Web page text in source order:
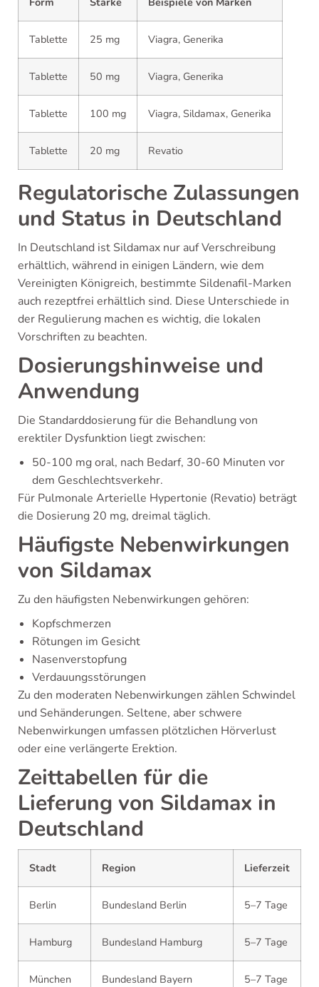
Tablette 25 mg Viagra, Generika
Tablette 50 mg Viagra, Generika
Tablette 100 mg Viagra, Sildamax, Generika
Tablette 20 mg Revatio
Regulatorische Zulassungen
und Status in Deutschland
In Deutschland ist Sildamax nur auf Verschreibung
erhältlich, während in einigen Ländern, wie dem
Vereinigten Königreich, bestimmte Sildenafil-Marken
auch rezeptfrei erhältlich sind. Diese Unterschiede in
der Regulierung machen es wichtig, die lokalen
Vorschriften zu beachten.
Dosierungshinweise und
Anwendung
Die Standarddosierung für die Behandlung von
erektiler Dysfunktion liegt zwischen:
50-100 mg oral, nach Bedarf, 30-60 Minuten vor
dem Geschlechtsverkehr.
Für Pulmonale Arterielle Hypertonie (Revatio) beträgt
die Dosierung 20 mg, dreimal täglich.
Häufigste Nebenwirkungen
von Sildamax
Zu den häufigsten Nebenwirkungen gehören:
Kopfschmerzen
Rötungen im Gesicht
Nasenverstopfung
Verdauungsstörungen
Zu den moderaten Nebenwirkungen zählen Schwindel
und Sehänderungen. Seltene, aber schwere
Nebenwirkungen umfassen plötzlichen Hörverlust
oder eine verlängerte Erektion.
Zeittabellen für die
Lieferung von Sildamax in
Deutschland
Stadt Region Lieferzeit
Berlin Bundesland Berlin 5–7 Tage
Hamburg Bundesland Hamburg 5–7 Tage
München Bundesland Bayern 5–7 Tage